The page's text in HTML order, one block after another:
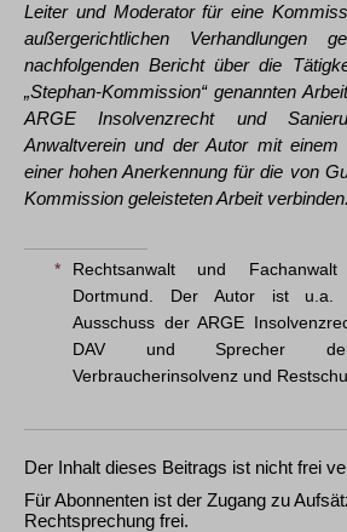
Leiter und Moderator für eine
außergerichtlichen Verhandlungen
nachfolgenden Bericht über die
„Stephan-Kommission“ genannten
ARGE Insolvenzrecht und
Anwaltverein und der Autor mit
einer hohen Anerkennung für die von
Kommission geleisteten Arbeit verbinden.
*
Rechtsanwalt und
Dortmund. Der Autor ist u.a.
Ausschuss der ARGE
DAV und Sprecher
Verbraucherinsolvenz und
Der Inhalt dieses Beitrags ist nicht frei
Für Abonnenten ist der Zugang zu
Rechtsprechung frei.